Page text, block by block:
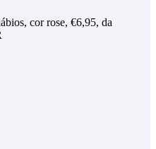
cor rose, €6,95, da